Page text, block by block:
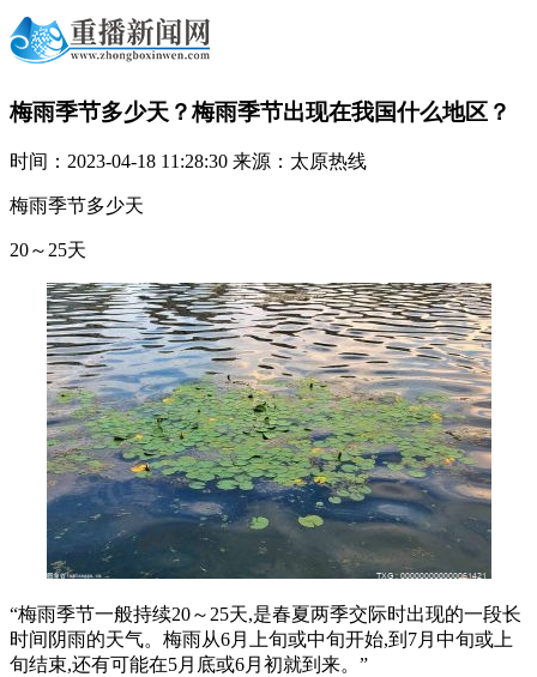
梅雨季节多少天？梅雨季节出现在我国什么地区？
时间：2023-04-18 11:28:30 来源：太原热线
梅雨季节多少天
20～25天
“梅雨季节一般持续20～25天,是春夏两季交际时出现的一段长
时间阴雨的天气。梅雨从6月上旬或中旬开始,到7月中旬或上
旬结束,还有可能在5月底或6月初就到来。”